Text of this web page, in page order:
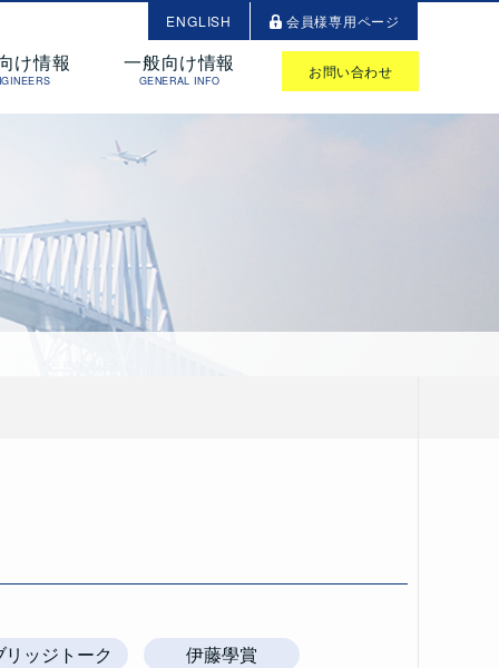
ENGLISH 会員様専用ページ
け情報 一般向け情報
GENERAL INFO
お問い合わせ
リッジトーク
伊藤學賞